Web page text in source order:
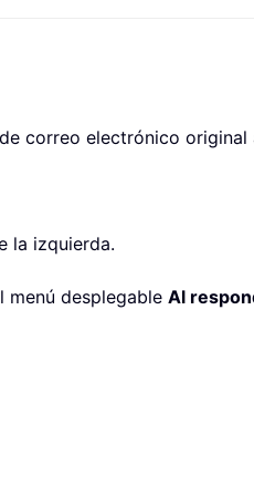
correo electrónico
la izquierda.
menú desplegable Al